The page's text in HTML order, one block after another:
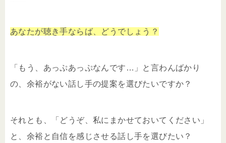
あなたが聴き手ならば、どうでしょう？
「もう、あっぷあっぷなんです…」と言わんばかり
の、余裕がない話し手の提案を選びたいですか？
それとも、「どうぞ、私にまかせておいてください」
と、余裕と自信を感じさせる話し手を選びたい？